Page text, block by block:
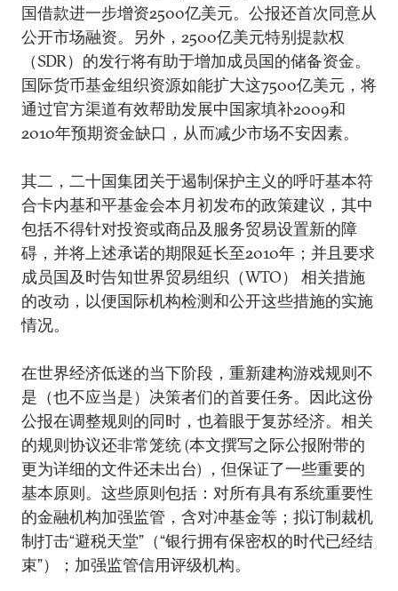
国借款进一步增资2500亿美元。公报还首次同意从
公开市场融资。另外，2500亿美元特别提款权
（SDR）的发行将有助于增加成员国的储备资金。
国际货币基金组织资源如能扩大这7500亿美元，将
通过官方渠道有效帮助发展中国家填补2009和
2010年预期资金缺口，从而减少市场不安因素。
其二，二十国集团关于遏制保护主义的呼吁基本符
合卡内基和平基金会本月初发布的政策建议，其中
包括不得针对投资或商品及服务贸易设置新的障
碍，并将上述承诺的期限延长至2010年；并且要求
成员国及时告知世界贸易组织（WTO） 相关措施
的改动，以便国际机构检测和公开这些措施的实施
情况。
在世界经济低迷的当下阶段，重新建构游戏规则不
是（也不应当是）决策者们的首要任务。因此这份
公报在调整规则的同时，也着眼于复苏经济。相关
的规则协议还非常笼统 (本文撰写之际公报附带的
更为详细的文件还未出台) ，但保证了一些重要的
基本原则。这些原则包括：对所有具有系统重要性
的金融机构加强监管，含对冲基金等；拟订制裁机
制打击“避税天堂”（“银行拥有保密权的时代已经结
束”）；加强监管信用评级机构。